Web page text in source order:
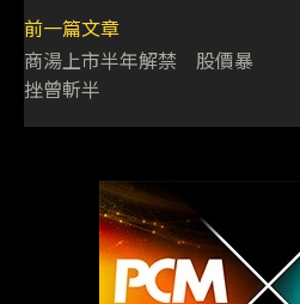
前一篇文章
商湯上市半年解禁 股價暴
挫曾斬半